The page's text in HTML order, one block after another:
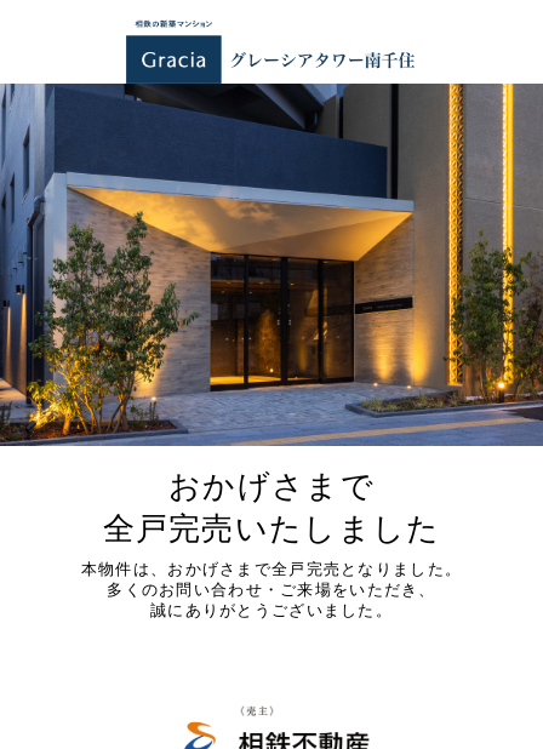
おかげさまで
全戸完売いたしました
本物件は、おかげさまで全戸完売となりました。
多くのお問い合わせ・ご来場をいただき、
誠にありがとうございました。